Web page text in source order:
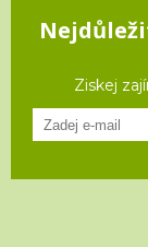
Ziskej